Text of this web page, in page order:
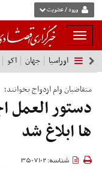
ورود / عضویت
بار
و
بسته
نمودن
فهرست
اوراسیا جهان اکو
متقاضیان وام ازدواج بخوانند؛
دستور العمل
ها ابلاغ شد
شناسه: 3507102